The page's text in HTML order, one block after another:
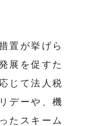
置が挙げら
展を促すた
じて法人税
デーや、機
たスキーム